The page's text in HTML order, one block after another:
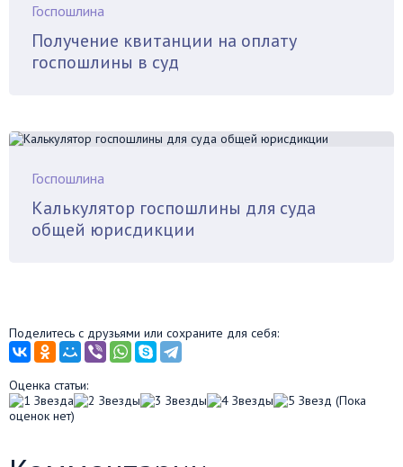
Госпошлина
Получение квитанции на оплату
госпошлины в суд
Госпошлина
Калькулятор госпошлины для суда
общей юрисдикции
Поделитесь с друзьями или сохраните для себя:
Оценка статьи:
(Пока
оценок нет)